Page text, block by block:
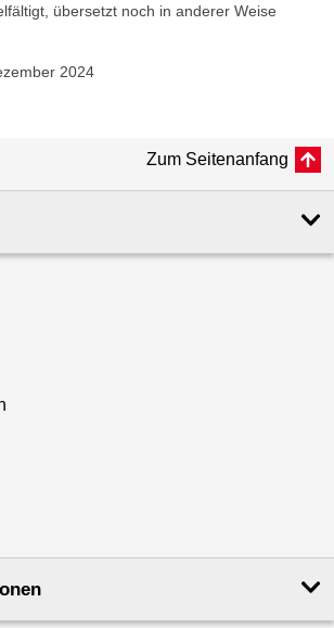
übersetzt noch in anderer Weise
2024
Zum Seitenanfang